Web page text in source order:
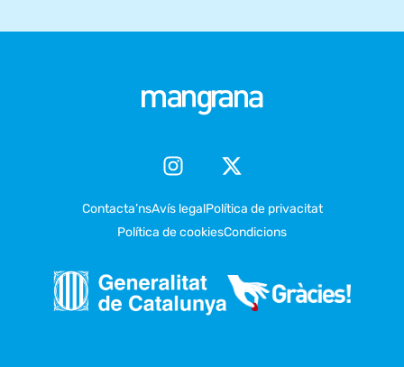
Contacta’nsAvís legalPolítica de privacitat
Política de cookiesCondicions